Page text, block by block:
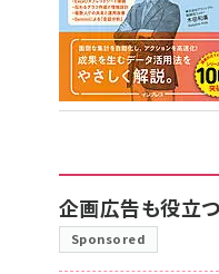
企画広告も役立つ
Sponsored